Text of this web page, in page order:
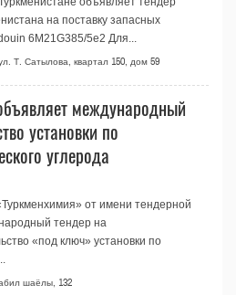
на поставку запасных
6M21G385/5e2 Для...
Т. Сатылова, квартал 150, дом 59
международный
установки по
углерода
от имени тендерной
тендер на
«под ключ» установки по
шаёлы, 132